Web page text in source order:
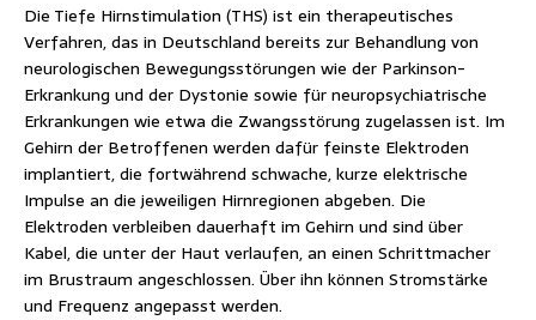
Die Tiefe Hirnstimulation (THS) ist ein therapeutisches
Verfahren, das in Deutschland bereits zur Behandlung von
neurologischen Bewegungsstörungen wie der Parkinson-
Erkrankung und der Dystonie sowie für neuropsychiatrische
Erkrankungen wie etwa die Zwangsstörung zugelassen ist. Im
Gehirn der Betroffenen werden dafür feinste Elektroden
implantiert, die fortwährend schwache, kurze elektrische
Impulse an die jeweiligen Hirnregionen abgeben. Die
Elektroden verbleiben dauerhaft im Gehirn und sind über
Kabel, die unter der Haut verlaufen, an einen Schrittmacher
im Brustraum angeschlossen. Über ihn können Stromstärke
und Frequenz angepasst werden.